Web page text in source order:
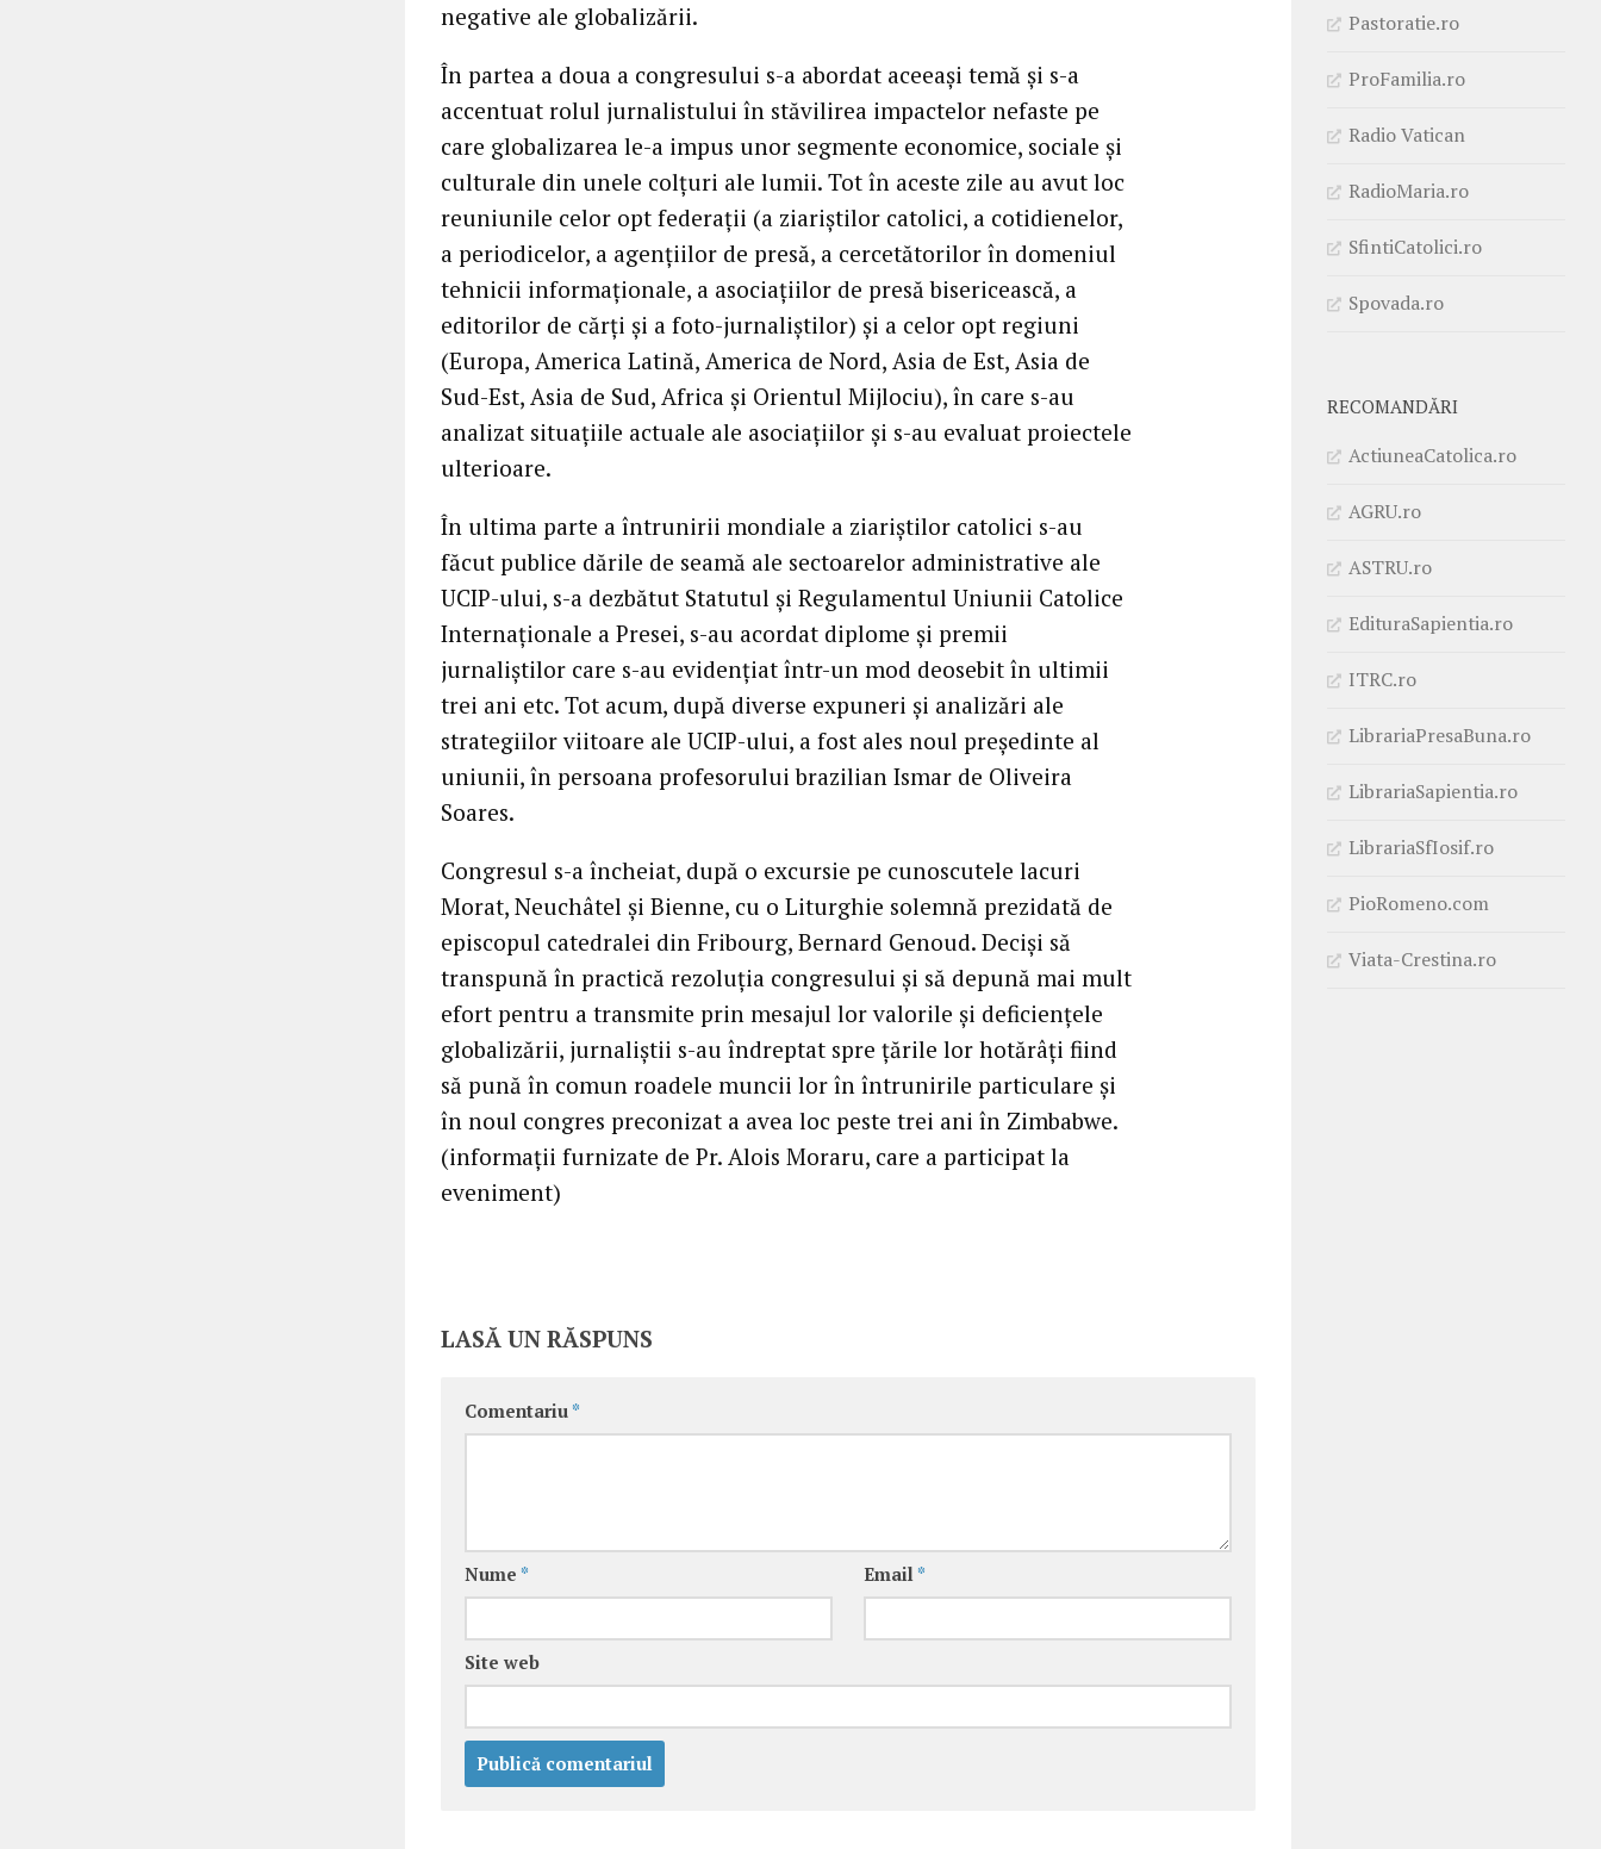
negative ale globalizării.
În partea a doua a congresului s-a abordat aceeaşi temă şi s-a
accentuat rolul jurnalistului în stăvilirea impactelor nefaste pe
care globalizarea le-a impus unor segmente economice, sociale şi
culturale din unele colţuri ale lumii. Tot în aceste zile au avut loc
reuniunile celor opt federaţii (a ziariştilor catolici, a cotidienelor,
a periodicelor, a agenţiilor de presă, a cercetătorilor în domeniul
tehnicii informaţionale, a asociaţiilor de presă bisericească, a
editorilor de cărţi şi a foto-jurnaliştilor) şi a celor opt regiuni
(Europa, America Latină, America de Nord, Asia de Est, Asia de
Sud-Est, Asia de Sud, Africa şi Orientul Mijlociu), în care s-au
analizat situaţiile actuale ale asociaţiilor şi s-au evaluat proiectele
ulterioare.
În ultima parte a întrunirii mondiale a ziariştilor catolici s-au
făcut publice dările de seamă ale sectoarelor administrative ale
UCIP-ului, s-a dezbătut Statutul şi Regulamentul Uniunii Catolice
Internaţionale a Presei, s-au acordat diplome şi premii
jurnaliştilor care s-au evidenţiat într-un mod deosebit în ultimii
trei ani etc. Tot acum, după diverse expuneri şi analizări ale
strategiilor viitoare ale UCIP-ului, a fost ales noul preşedinte al
uniunii, în persoana profesorului brazilian Ismar de Oliveira
Soares.
Congresul s-a încheiat, după o excursie pe cunoscutele lacuri
Morat, Neuchâtel şi Bienne, cu o Liturghie solemnă prezidată de
episcopul catedralei din Fribourg, Bernard Genoud. Decişi să
transpună în practică rezoluţia congresului şi să depună mai mult
efort pentru a transmite prin mesajul lor valorile şi deficienţele
globalizării, jurnaliştii s-au îndreptat spre ţările lor hotărâţi fiind
să pună în comun roadele muncii lor în întrunirile particulare şi
în noul congres preconizat a avea loc peste trei ani în Zimbabwe.
(informaţii furnizate de Pr. Alois Moraru, care a participat la
eveniment)
LASĂ UN RĂSPUNS
Comentariu *
Nume * Email *
Site web
Pastoratie.ro
ProFamilia.ro
Radio Vatican
RadioMaria.ro
SfintiCatolici.ro
Spovada.ro
RECOMANDĂRI
ActiuneaCatolica.ro
AGRU.ro
ASTRU.ro
EdituraSapientia.ro
ITRC.ro
LibrariaPresaBuna.ro
LibrariaSapientia.ro
LibrariaSfIosif.ro
PioRomeno.com
Viata-Crestina.ro